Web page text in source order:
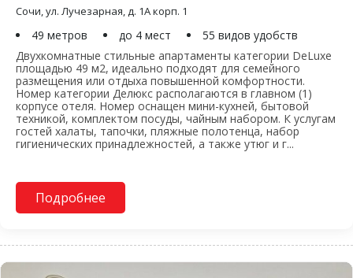
Сочи, ул. Лучезарная, д. 1А корп. 1
49 метров до 4 мест
55 видов удобств
Двухкомнатные стильные апартаменты категории DeLuxe
площадью 49 м2, идеально подходят для семейного
размещения или отдыха повышенной комфортности.
Номер категории Делюкс располагаются в главном (1)
корпусе отеля. Номер оснащен мини-кухней, бытовой
техникой, комплектом посуды, чайным набором. К услугам
гостей халаты, тапочки, пляжные полотенца, набор
гигиенических принадлежностей, а также утюг и г...
Подробнее